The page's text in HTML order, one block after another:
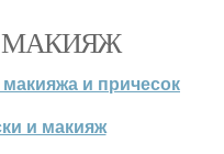
МАКИЯЖ
и причесок
и макияж